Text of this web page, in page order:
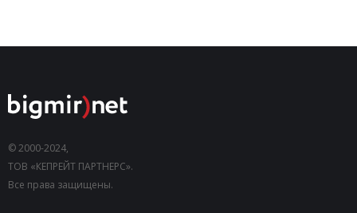
© 2000-2024,
ТОВ «КЕПРЕЙТ ПАРТНЕРС».
Все права защищены.